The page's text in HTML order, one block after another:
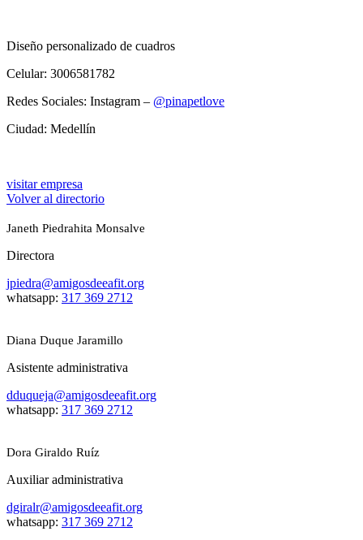
Diseño personalizado de cuadros
Celular: 3006581782
Redes Sociales: Instagram – @pinapetlove
Ciudad: Medellín
visitar empresa
Volver al directorio
Janeth Piedrahita Monsalve
Directora
jpiedra@amigosdeeafit.org
whatsapp: 317 369 2712
Diana Duque Jaramillo
Asistente administrativa
dduqueja@amigosdeeafit.org
whatsapp: 317 369 2712
Dora Giraldo Ruíz
Auxiliar administrativa
dgiralr@amigosdeeafit.org
whatsapp: 317 369 2712